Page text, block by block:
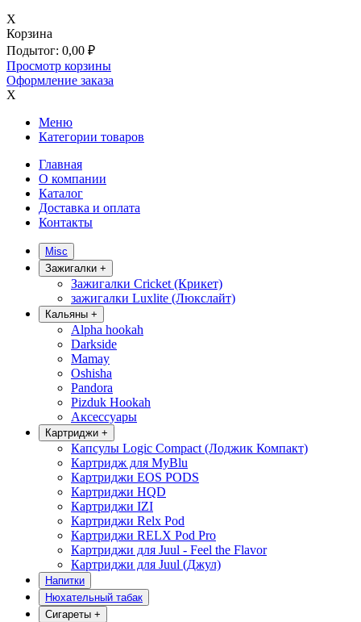
X
Корзина
Подытог: 0,00 ₽
Просмотр корзины
Оформление заказа
X
Меню
Категории товаров
Главная
О компании
Каталог
Доставка и оплата
Контакты
Misc
Зажигалки +
Зажигалки Cricket (Крикет)
зажигалки Luxlite (Люкслайт)
Кальяны +
Alpha hookah
Darkside
Mamay
Oshisha
Pandora
Pizduk Hookah
Аксессуары
Картриджи +
Капсулы Logic Compact (Лоджик Компакт)
Картридж для MyBlu
Картриджи EOS PODS
Картриджи HQD
Картриджи IZI
Картриджи Relx Pod
Картриджи RELX Pod Pro
Картриджи для Juul - Feel the Flavor
Картриджи для Juul (Джул)
Напитки
Нюхательный табак
Сигареты +